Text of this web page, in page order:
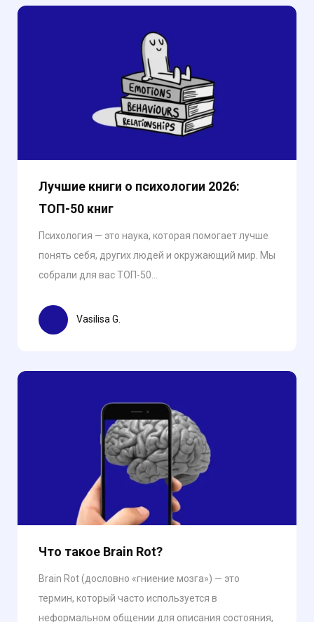
Лучшие книги о психологии 2026:
ТОП-50 книг
Психология — это наука, которая помогает лучше
понять себя, других людей и окружающий мир. Мы
собрали для вас ТОП-50...
Vasilisa G.
Что такое Brain Rot?
Brain Rot (дословно «гниение мозга») — это
термин, который часто используется в
неформальном общении для описания состояния,